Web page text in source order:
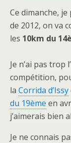
Ce dimanche,
de 2012, on va
les 10km du
Je n’ai pas trop
compétition,
la Corrida d’Issy
du 19ème en
j’aimerais bien
Je ne connais